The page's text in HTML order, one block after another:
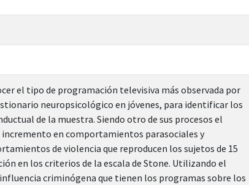
el tipo de programación televisiva más observada por
neuropsicológico en jóvenes, para identificar los
de la muestra. Siendo otro de sus procesos el
en comportamientos parasociales y
de violencia que reproducen los sujetos de 15
en los criterios de la escala de Stone. Utilizando el
criminógena que tienen los programas sobre los